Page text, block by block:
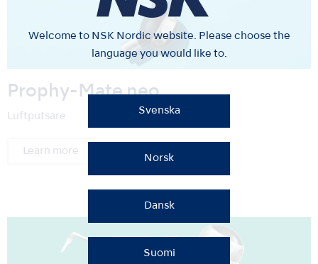
Welcome to NSK Nordic website. Please choose the
language you would like to.
Svenska
Norsk
Dansk
Suomi
Prophy-Mate neo
Luftputsare
Learn more